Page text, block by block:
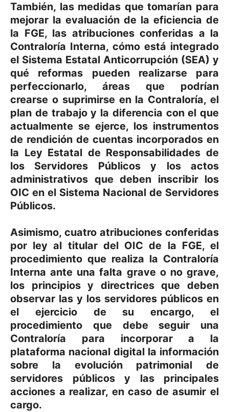
También, las medidas que tomarían para
mejorar la evaluación de la eficiencia de
la FGE, las atribuciones conferidas a la
Contraloría Interna, cómo está integrado
el Sistema Estatal Anticorrupción (SEA) y
qué reformas pueden realizarse para
perfeccionarlo, áreas que podrían
crearse o suprimirse en la Contraloría, el
plan de trabajo y la diferencia con el que
actualmente se ejerce, los instrumentos
de rendición de cuentas incorporados en
la Ley Estatal de Responsabilidades de
los Servidores Públicos y los actos
administrativos que deben inscribir los
OIC en el Sistema Nacional de Servidores
Públicos.
Asimismo, cuatro atribuciones conferidas
por ley al titular del OIC de la FGE, el
procedimiento que realiza la Contraloría
Interna ante una falta grave o no grave,
los principios y directrices que deben
observar las y los servidores públicos en
el ejercicio de su encargo, el
procedimiento que debe seguir una
Contraloría para incorporar a la
plataforma nacional digital la información
sobre la evolución patrimonial de
servidores públicos y las principales
acciones a realizar, en caso de asumir el
cargo.